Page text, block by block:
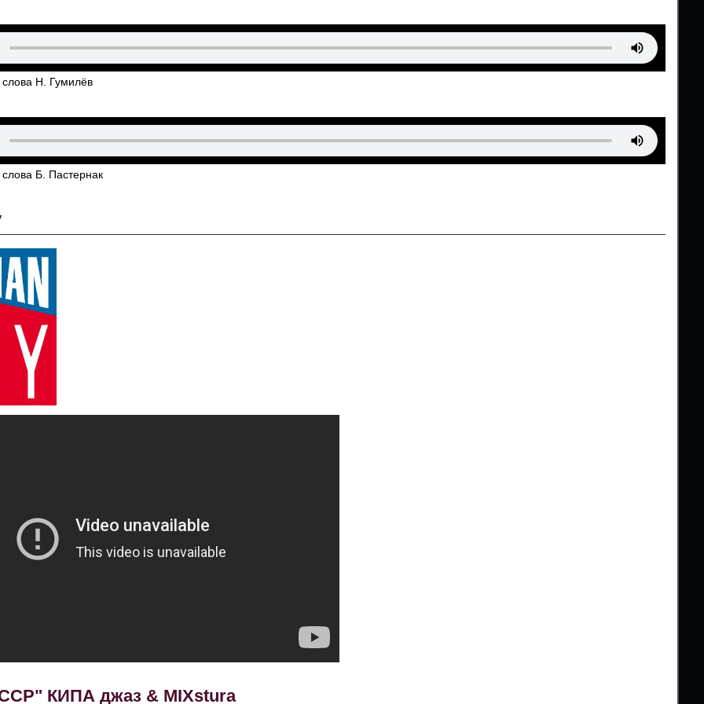
Н. Гумилёв
Б. Пастернак
КИПА джаз & MIXstura